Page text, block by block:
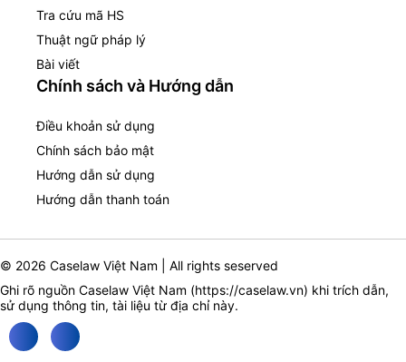
Tra cứu mã HS
Thuật ngữ pháp lý
Bài viết
Chính sách và Hướng dẫn
Điều khoản sử dụng
Chính sách bảo mật
Hướng dẫn sử dụng
Hướng dẫn thanh toán
© 2026 Caselaw Việt Nam | All rights seserved
Ghi rõ nguồn Caselaw Việt Nam (https://caselaw.vn) khi trích dẫn,
sử dụng thông tin, tài liệu từ địa chỉ này.